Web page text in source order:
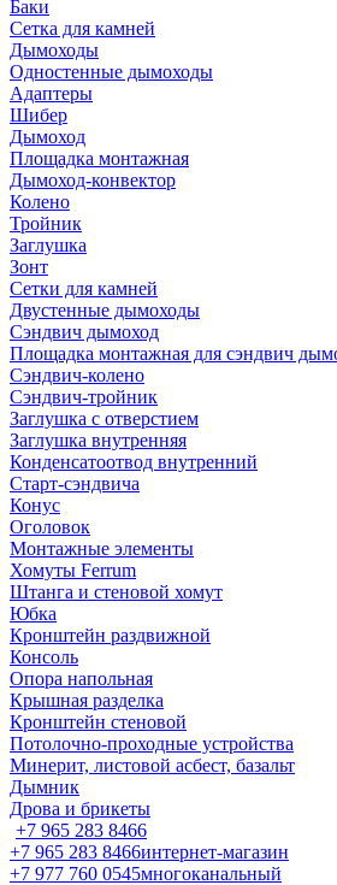
Баки
Сетка для камней
Дымоходы
Одностенные дымоходы
Адаптеры
Шибер
Дымоход
Площадка монтажная
Дымоход-конвектор
Колено
Тройник
Заглушка
Зонт
Сетки для камней
Двустенные дымоходы
Сэндвич дымоход
Площадка монтажная для сэндвич
Сэндвич-колено
Сэндвич-тройник
Заглушка с отверстием
Заглушка внутренняя
Конденсатоотвод внутренний
Старт-сэндвича
Конус
Оголовок
Монтажные элементы
Хомуты Ferrum
Штанга и стеновой хомут
Юбка
Кронштейн раздвижной
Консоль
Опора напольная
Крышная разделка
Кронштейн стеновой
Потолочно-проходные устройства
Минерит, листовой асбест, базальт
Дымник
Дрова и брикеты
+7 965 283 8466
+7 965 283 8466интернет-магазин
+7 977 760 0545многоканальный